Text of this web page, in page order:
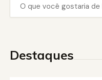
Destaques